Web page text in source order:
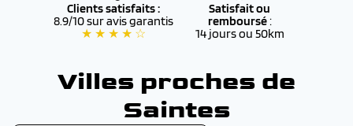
Clients satisfaits :
8.9/10 sur avis garantis
★ ★ ★ ★ ☆
Satisfait ou
remboursé:
14 jours ou 50km
Villes proches de
Saintes